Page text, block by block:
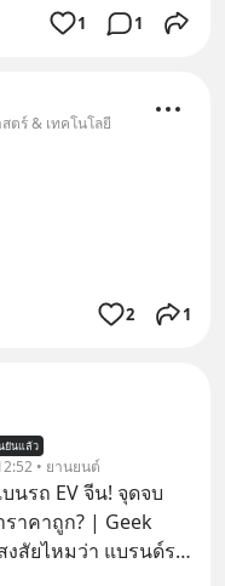
1 1
ตร์ & เทคโนโลยี
2 1
ยันแล้ว
• ยานยนต์
นรถ EV จีน! จุดจบ
าคาถูก? | Geek
งสัยไหมว่า แบรนด์รถ